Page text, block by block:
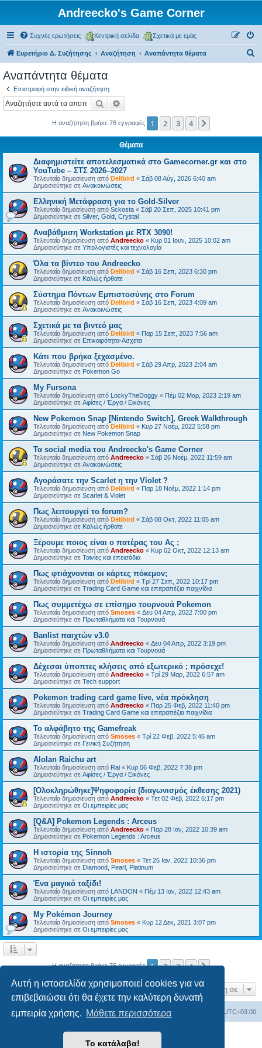
Αυτή η ιστοσελίδα χρησιμοποιεί cookies για να
επιβεβαιώσει ότι θα έχετε την καλύτερη δυνατή
εμπειρία χρήσης. Μάθετε περισσότερα
Το κατάλαβα!
Andreecko's Game Corner
Συχνές ερωτήσεις Κεντρική σελίδα Σχετικά με εμάς
Ευρετήριο Δ. Συζήτησης Αναζήτηση Αναπάντητα θέματα
η
Αναπάντητα θέματα
Επιστροφή στην ειδική αναζήτηση
Αναζήτηση
Η αναζήτηση βρήκε 76 εγγραφές 1 2 3 4
Θέματα
Διαφημιστείτε αποτελεσματικά στο Gamecorner.gr και στο
YouTube – ΣΤΣ 2026–2027
Τελευταία δημοσίευση από Delibird « Σάβ 08 Αύγ, 2026 6:40 am
Δημοσιεύτηκε σε Ανακοινώσεις
Ελληνική Μετάφραση για το Gold-Silver
Τελευταία δημοσίευση από Sckosta « Σάβ 20 Σεπ, 2025 10:41 pm
Δημοσιεύτηκε σε Silver, Gold, Crystal
Αναβάθμιση Workstation με RTX 3090!
Τελευταία δημοσίευση από Andreecko « Κυρ 01 Ιουν, 2025 10:02 am
Δημοσιεύτηκε σε Υπολογιστές και τεχνολογία
Όλα τα βίντεο του Andreecko
Τελευταία δημοσίευση από Delibird « Σάβ 16 Σεπ, 2023 6:30 pm
Δημοσιεύτηκε σε Kαλώς ήρθατε
Σύστημα Πόντων Εμπιστοσύνης στο Forum
Τελευταία δημοσίευση από Delibird « Σάβ 16 Σεπ, 2023 4:09 am
Δημοσιεύτηκε σε Ανακοινώσεις
Σχετικά με τα βιντεό μας
Τελευταία δημοσίευση από Delibird « Παρ 15 Σεπ, 2023 7:56 am
Δημοσιεύτηκε σε Επικαιρότητα-Ασχετα
Κάτι που βρήκα ξεχασμένο.
Τελευταία δημοσίευση από Delibird « Σάβ 29 Απρ, 2023 2:04 am
Δημοσιεύτηκε σε Pokemon Go
My Fursona
Τελευταία δημοσίευση από LockyTheDoggy « Πέμ 02 Μαρ, 2023 2:19 am
Δημοσιεύτηκε σε Αφίσες / Έργα / Εικόνες
New Pokemon Snap [Nintendo Switch], Greek Walkthrough
Τελευταία δημοσίευση από Delibird « Κυρ 27 Νοέμ, 2022 5:58 pm
Δημοσιεύτηκε σε New Pokemon Snap
Τα social media του Andreecko's Game Corner
Τελευταία δημοσίευση από Andreecko « Σάβ 26 Νοέμ, 2022 11:59 am
Δημοσιεύτηκε σε Ανακοινώσεις
Αγοράσατε την Scarlet η την Violet ?
Τελευταία δημοσίευση από Delibird « Παρ 18 Νοέμ, 2022 1:14 pm
Δημοσιεύτηκε σε Scarlet & Violet
Πως λειτουργεί το forum?
Τελευταία δημοσίευση από Delibird « Σάβ 08 Οκτ, 2022 11:05 am
Δημοσιεύτηκε σε Kαλώς ήρθατε
Ξέρουμε ποιος είναι ο πατέρας του Ας ;
Τελευταία δημοσίευση από Andreecko « Κυρ 02 Οκτ, 2022 12:13 am
Δημοσιεύτηκε σε Ταινίες και επεισόδια
Πως φτιάχνονται οι κάρτες πόκεμον;
Τελευταία δημοσίευση από Delibird « Τρί 27 Σεπ, 2022 10:17 pm
Δημοσιεύτηκε σε Trading Card Game και επιτραπέζια παιχνίδια
Πως συμμετέχω σε επίσημο τουρνουά Pokemon
Τελευταία δημοσίευση από Smoses « Δευ 04 Απρ, 2022 7:00 pm
Δημοσιεύτηκε σε Πρωταθλήματα και Τουρνουά
Banlist παιχτών v3.0
Τελευταία δημοσίευση από Andreecko « Δευ 04 Απρ, 2022 3:19 pm
Δημοσιεύτηκε σε Πρωταθλήματα και Τουρνουά
Δέχεσαι ύποπτες κλήσεις από εξωτερικό ; πρόσεχε!
Τελευταία δημοσίευση από Andreecko « Τρί 29 Μαρ, 2022 6:57 am
Δημοσιεύτηκε σε Tech support
Pokemon trading card game live, νέα πρόκληση
Τελευταία δημοσίευση από Andreecko « Παρ 25 Φεβ, 2022 11:40 pm
Δημοσιεύτηκε σε Trading Card Game και επιτραπέζια παιχνίδια
Το αλφάβητο της Gamefreak
Τελευταία δημοσίευση από Smoses « Τρί 22 Φεβ, 2022 5:46 am
Δημοσιεύτηκε σε Γενική Συζήτηση
Alolan Raichu art
Τελευταία δημοσίευση από Rai « Κυρ 06 Φεβ, 2022 7:38 pm
Δημοσιεύτηκε σε Αφίσες / Έργα / Εικόνες
[Ολοκληρώθηκε]Ψηφοφορία (διαγωνισμός έκθεσης 2021)
Τελευταία δημοσίευση από Andreecko « Τετ 02 Φεβ, 2022 6:17 pm
Δημοσιεύτηκε σε Οι εμπειρίες μας
[Q&A] Pokemon Legends : Arceus
Τελευταία δημοσίευση από Andreecko « Παρ 28 Ιαν, 2022 10:39 am
Δημοσιεύτηκε σε Pokemon Legends : Arceus
Η ιστορία της Sinnoh
Τελευταία δημοσίευση από Smoses « Τετ 26 Ιαν, 2022 10:36 pm
Δημοσιεύτηκε σε Diamond, Pearl, Platinum
Ένα μαγικό ταξίδι!
Τελευταία δημοσίευση από LANDON « Πέμ 13 Ιαν, 2022 12:43 am
Δημοσιεύτηκε σε Οι εμπειρίες μας
My Pokémon Journey
Τελευταία δημοσίευση από Smoses « Κυρ 12 Δεκ, 2021 3:07 pm
Δημοσιεύτηκε σε Οι εμπειρίες μας
Η αναζήτηση βρήκε 76 εγγραφές 1 2 3 4 Επόμενη
Μετάβαση σε
Ευρετήριο Δ. Συζήτησης Όλοι οι χρόνοι είναι UTC+03:00
Δημιουργήθηκε απόphpBB® Forum Software © phpBB Limited